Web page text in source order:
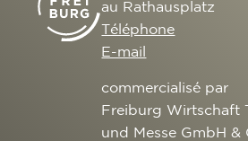
au Rathausplatz
Téléphone
E-mail
commercialisé par
Freiburg Wirtschaft
und Messe GmbH &